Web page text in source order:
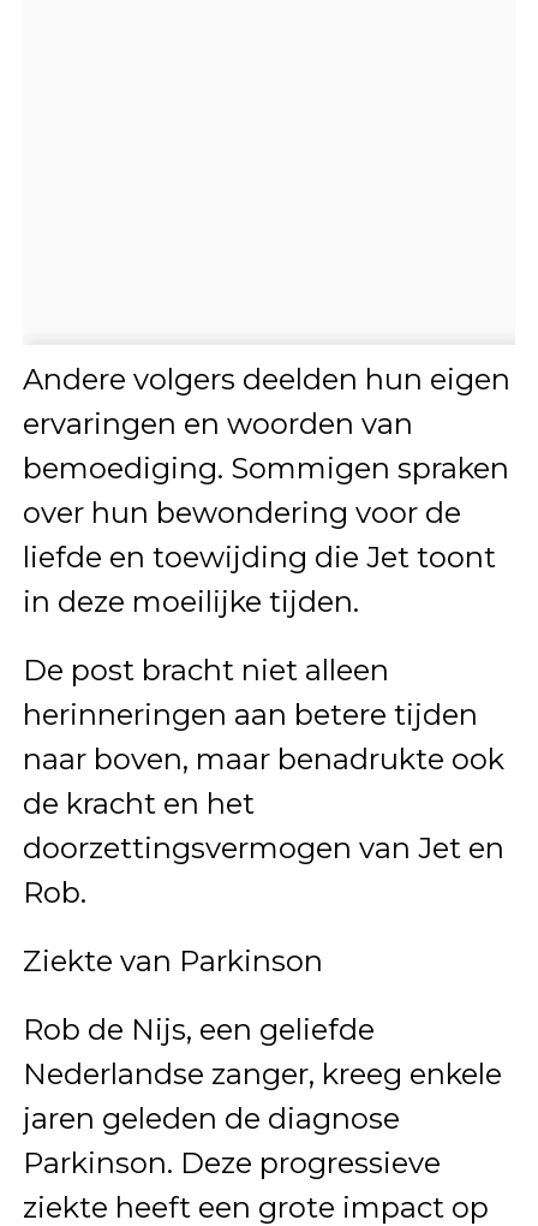
Andere volgers deelden hun eigen
ervaringen en woorden van
bemoediging. Sommigen spraken
over hun bewondering voor de
liefde en toewijding die Jet toont
in deze moeilijke tijden.
De post bracht niet alleen
herinneringen aan betere tijden
naar boven, maar benadrukte ook
de kracht en het
doorzettingsvermogen van Jet en
Rob.
Ziekte van Parkinson
Rob de Nijs, een geliefde
Nederlandse zanger, kreeg enkele
jaren geleden de diagnose
Parkinson. Deze progressieve
ziekte heeft een grote impact op